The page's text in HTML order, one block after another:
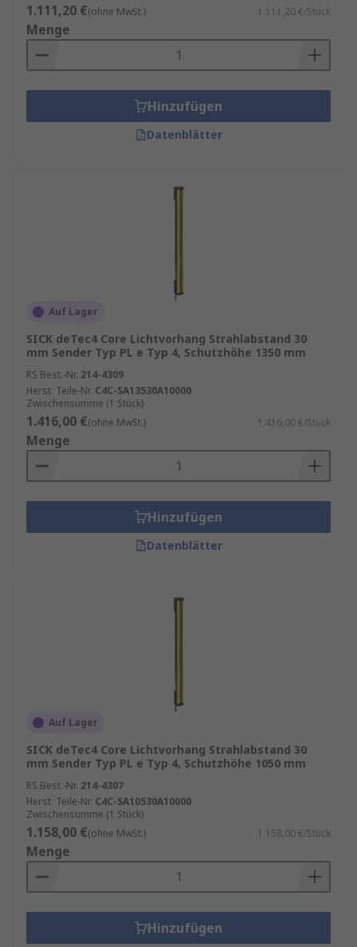
1.111,20 €(ohne MwSt.) 1.111,20 €/Stück
Menge
Hinzufügen
Datenblätter
Auf Lager
SICK deTec4 Core Lichtvorhang Strahlabstand 30
mm Sender Typ PL e Typ 4, Schutzhöhe 1350 mm
RS Best.-Nr. 214-4309
Herst. Teile-Nr. C4C-SA13530A10000
Zwischensumme (1 Stück)
1.416,00 €(ohne MwSt.) 1.416,00 €/Stück
Menge
Hinzufügen
Datenblätter
Auf Lager
SICK deTec4 Core Lichtvorhang Strahlabstand 30
mm Sender Typ PL e Typ 4, Schutzhöhe 1050 mm
RS Best.-Nr. 214-4307
Herst. Teile-Nr. C4C-SA10530A10000
Zwischensumme (1 Stück)
1.158,00 €(ohne MwSt.) 1.158,00 €/Stück
Menge
Hinzufügen